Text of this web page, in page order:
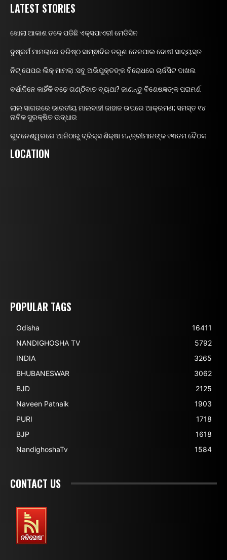
LATEST STORIES
ଖୋଲା ଆକାଶ ତଳେ ପଡିଛି ଏକ୍ସପାଏରୀ ମେଡିସିନ
ଦୁଷ୍କର୍ମ ମାମଲାରେ ବରିଷ୍ଠ ସାମ୍ଵାଦିକ ତରୁଣ ତେଜପାଲ ଦୋଷୀ ସାବ୍ୟସ୍ତ
ନିଟ୍ ପେପର ଲିକ୍ ମାମଲା :ସବୁ ଅଭିଯୁକ୍ତଙ୍କ ବିରୋଧରେ ଚାର୍ଜସିଟ ଦାଖଲ
ବର୍ଷାଦିନେ କାହିଁକି ବଢ଼େ ଗଣ୍ଠିବାତ ବ୍ୟଥା? ଜାଣନ୍ତୁ ବିଶେଷଜ୍ଞଙ୍କ ପରାମର୍ଶ
ଲାଲ ସାଗରରେ ଭାରତୀୟ ମାଲବାହୀ ଜାହାଜ ଉପରେ ଆକ୍ରମଣ; ସମସ୍ତ ୧୪
ନାବିକ ସୁରକ୍ଷିତ ଉଦ୍ଧାର
ଭୁବନେଶ୍ୱରରେ ଆଜିଠାରୁ ବ୍ରିକ୍ସ ଶିକ୍ଷା ମନ୍ତ୍ରୀମାନଙ୍କ ୧୩ତମ ବୈଠକ
LOCATION
POPULAR TAGS
Odisha
16411
NANDIGHOSHA TV
5792
INDIA
3265
BHUBANESWAR
3062
BJD
2125
Naveen Patnaik
1903
PURI
1718
BJP
1618
NandighoshaTv
1584
CONTACT US